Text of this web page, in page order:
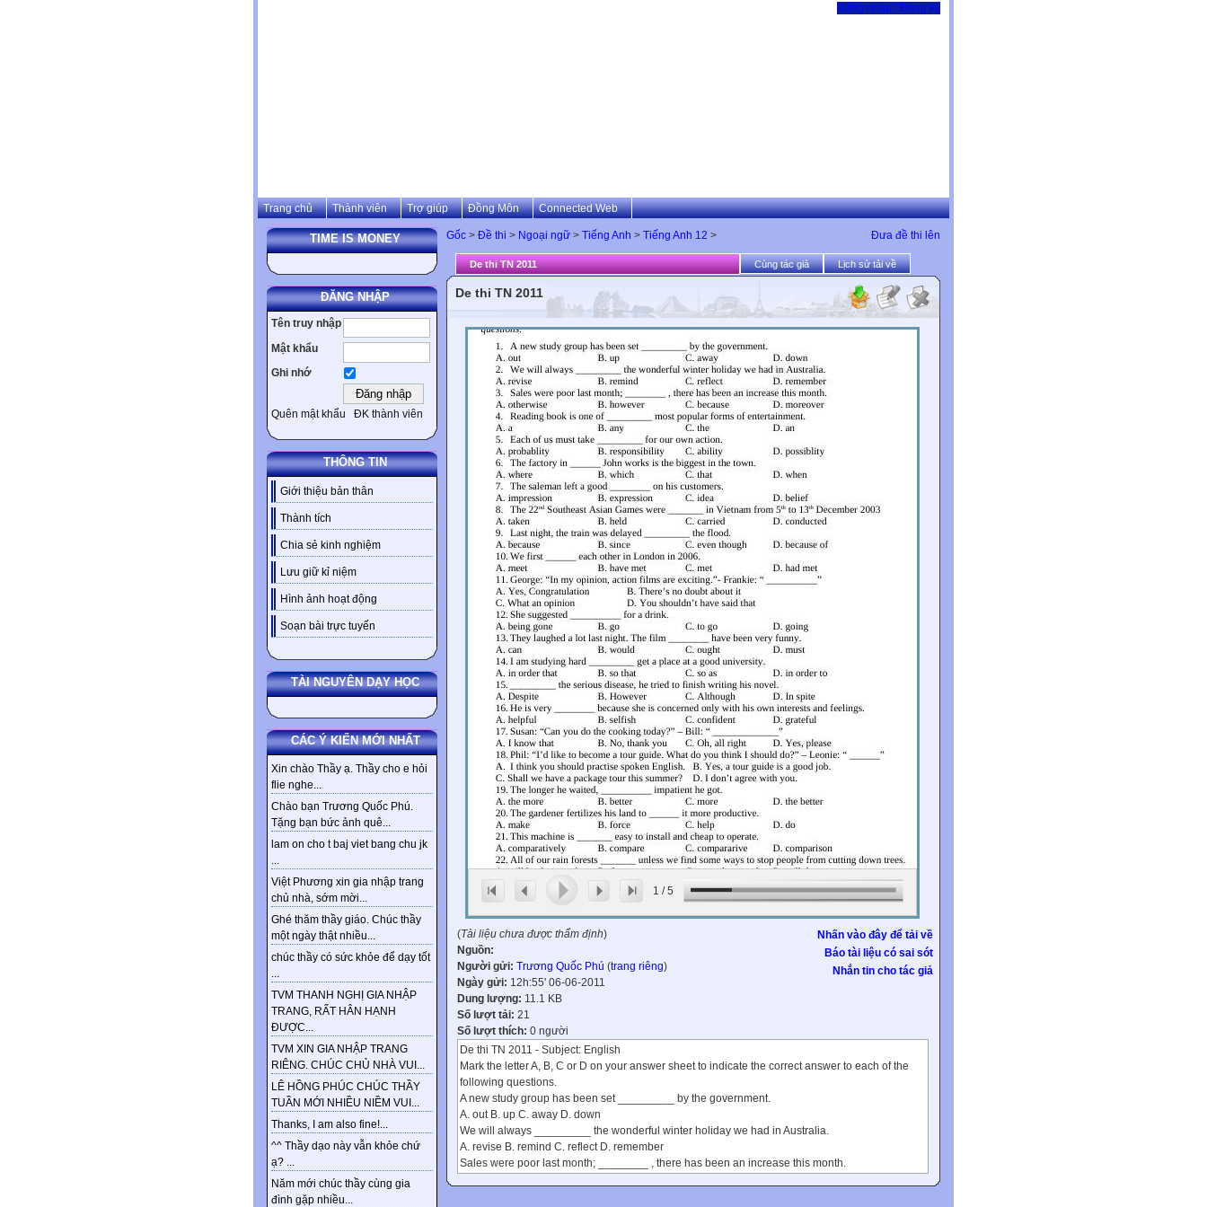
Đăng nhập / Đăng ký
Trang chủ Thành viên Trợ giúp Đồng Môn Connected Web
TIME IS MONEY
ĐĂNG NHẬP
Tên truy nhập
Mật khẩu
Ghi nhớ
Quên mật khẩu ĐK thành viên
THÔNG TIN
Giới thiệu bản thân
Thành tích
Chia sẻ kinh nghiệm
Lưu giữ kỉ niệm
Hình ảnh hoạt động
Soạn bài trực tuyến
TÀI NGUYÊN DẠY HỌC
CÁC Ý KIẾN MỚI NHẤT
Xin chào Thầy ạ. Thầy cho e hỏi
flie nghe...
Chào bạn Trương Quốc Phú.
Tặng bạn bức ảnh quê...
lam on cho t baj viet bang chu jk
...
Việt Phương xin gia nhập trang
chủ nhà, sớm mời...
Ghé thăm thầy giáo. Chúc thầy
một ngày thật nhiều...
chúc thầy có sức khỏe để dạy tốt
...
TVM THANH NGHỊ GIA NHẬP
TRANG, RẤT HÂN HẠNH
ĐƯỢC...
TVM XIN GIA NHẬP TRANG
RIÊNG. CHÚC CHỦ NHÀ VUI...
LÊ HỒNG PHÚC CHÚC THẦY
TUẦN MỚI NHIỀU NIỀM VUI...
Thanks, I am also fine!...
^^ Thầy dạo này vẫn khỏe chứ
ạ? ...
Năm mới chúc thầy cùng gia
đình gặp nhiều...
Đưa đề thi lên
Gốc > Đề thi > Ngoại ngữ > Tiếng Anh > Tiếng Anh 12 >
De thi TN 2011 Cùng tác giả Lịch sử tải về
De thi TN 2011
1 /5
Nhấn vào đây để tải về
Báo tài liệu có sai sót
Nhắn tin cho tác giả
(Tài liệu chưa được thẩm định)
Nguồn:
Người gửi: Trương Quốc Phú (trang riêng)
Ngày gửi: 12h:55' 06-06-2011
Dung lượng: 11.1 KB
Số lượt tải: 21
Số lượt thích: 0 người
De thi TN 2011 - Subject: English
Mark the letter A, B, C or D on your answer sheet to indicate the correct answer to each of the
following questions.
A new study group has been set _________ by the government.
A. out B. up C. away D. down
We will always _________ the wonderful winter holiday we had in Australia.
A. revise B. remind C. reflect D. remember
Sales were poor last month; ________ , there has been an increase this month.